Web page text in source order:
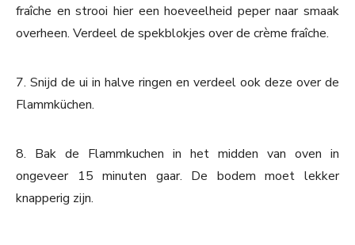
fraîche en strooi hier een hoeveelheid peper naar smaak
overheen. Verdeel de spekblokjes over de crème fraîche.
7. Snijd de ui in halve ringen en verdeel ook deze over de
Flammküchen.
8. Bak de Flammkuchen in het midden van oven in
ongeveer 15 minuten gaar. De bodem moet lekker
knapperig zijn.